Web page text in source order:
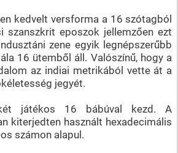
kedvelt versforma a 16 szótagból
szanszkrit eposzok jellemzően ezt
zene egyik legnépszerűbb
16 ütemből áll. Valószínű, hogy a
az indiai metrikából vette át a
jegyét.
játékos 16 bábúval kezd. A
kiterjedten használt hexadecimális
számon alapul.